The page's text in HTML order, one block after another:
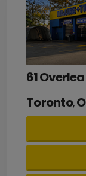
61
Toronto,